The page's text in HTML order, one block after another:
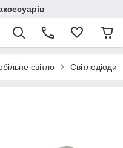
світло Світлодіоди